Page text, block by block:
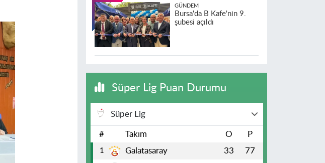
GÜNDEM
Bursa'da B Kafe'nin 9.
şubesi açıldı
Süper Lig Puan Durumu
Süper Lig
# Takım O P
1 Galatasaray 33 77